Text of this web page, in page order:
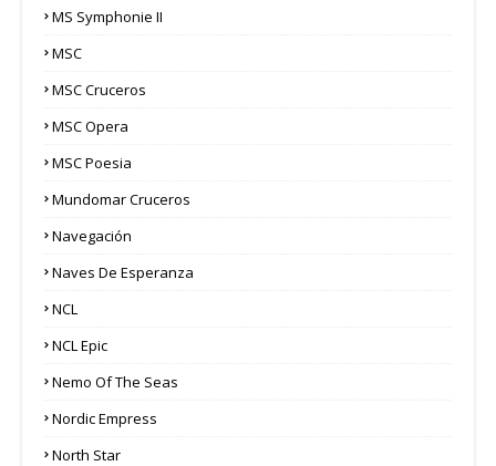
MS Symphonie II
MSC
MSC Cruceros
MSC Opera
MSC Poesia
Mundomar Cruceros
Navegación
Naves De Esperanza
NCL
NCL Epic
Nemo Of The Seas
Nordic Empress
North Star